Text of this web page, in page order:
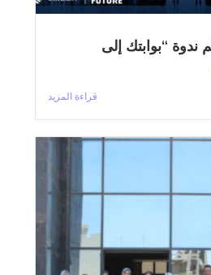
ندوة “بوابتك إلى
قراءة المزيد